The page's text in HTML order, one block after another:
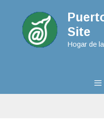
Site
Hogar de